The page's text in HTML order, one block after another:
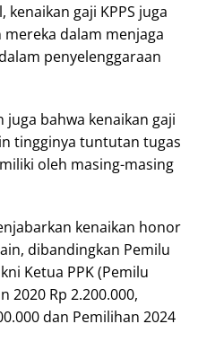
gaji KPPS juga
dalam menjaga
penyelenggaraan
bahwa kenaikan gaji
tingginya tuntutan tugas
oleh masing-masing
kenaikan honor
dibandingkan Pemilu
Ketua PPK (Pemilu
2020 Rp 2.200.000,
dan Pemilihan 2024